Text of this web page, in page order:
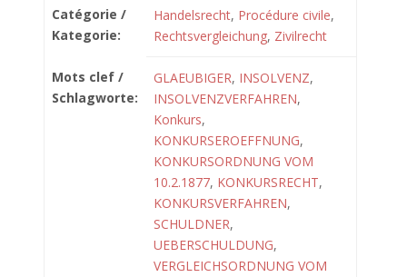
Catégorie /
Kategorie:
Handelsrecht, Procédure civile,
Rechtsvergleichung, Zivilrecht
Mots clef /
Schlagworte:
GLAEUBIGER, INSOLVENZ,
INSOLVENZVERFAHREN,
Konkurs,
KONKURSEROEFFNUNG,
KONKURSORDNUNG VOM
10.2.1877, KONKURSRECHT,
KONKURSVERFAHREN,
SCHULDNER,
UEBERSCHULDUNG,
VERGLEICHSORDNUNG VOM